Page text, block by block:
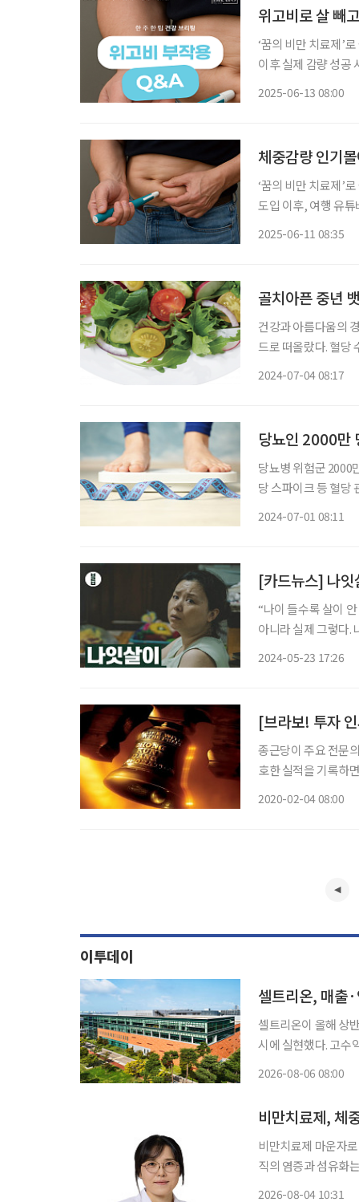
위고비로 살 빼
‘꿈의 비만 치료제’
이후 실제 감량 성공
2025-06-13 08:00
체중감량 인기
‘꿈의 비만 치료제’
도입 이후, 여행 유
2025-06-11 08:35
골치아픈 중년
건강과 아름다움의
드로 떠올랐다. 혈당
2024-07-04 08:17
당뇨인 2000만
당뇨병 위험군 2000
당 스파이크 등 혈당
2024-07-01 08:11
[카드뉴스] 나잇
“나이 들수록 살이 안 빠져…” 한 해 한 해 지날수록 자주 듣게
아니라 실제 그렇다.
2024-05-23 17:26
[브라보! 투자
종근당이 주요 전문
호한 실적을 기록하
2020-02-04 08:00
이투데이
셀트리온, 매출
셀트리온이 올해 상
시에 실현했다. 고수
2026-08-06 08:00
비만치료제, 체
비만치료제 마운자
직의 염증과 섬유화는 충
2026-08-04 10:31